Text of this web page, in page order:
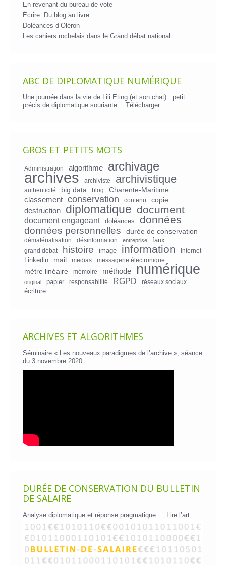
En revenant du bureau de vote
Écrire. Du blog au livre
Doléances d’Oléron
Les cahiers rochelais dans le Grand débat national
ABC DE DIPLOMATIQUE NUMÉRIQUE
Une journée dans la vie de Lili Eting (et son chat) : petit
précis de diplomatique souriante… Télécharger
GROS ET PETITS MOTS
Administration algorithme archivage
archives archiviste archivistique
authenticité big data blog
Charente-Maritime
classement
conservation contenu
copie
destruction
diplomatique document
document engageant doléances données
données personnelles durée de conservation
dématérialisation désinformation entreprise faux
grand débat histoire image information Internet
Linkedin mail medias messagerie électronique
mètre linéaire mémoire méthode numérique
original papier responsabilité RGPD réseaux sociaux
écriture
ARCHIVES ET ALGORITHMES
Séminaire « Les nouveaux paradigmes de l’archive », séance
du 3 novembre 2020
DURÉE DE CONSERVATION DU BULLETIN
DE SALAIRE
Analyse diplomatique et réponse pragmatique…. Lire l’art